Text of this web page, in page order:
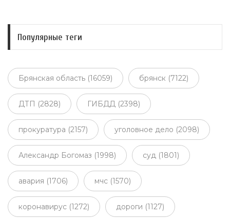
Популярные теги
Брянская область (16059) брянск (7122)
ДТП (2828) ГИБДД (2398)
прокуратура (2157) уголовное дело (2098)
Александр Богомаз (1998) суд (1801)
авария (1706) мчс (1570)
коронавирус (1272) дороги (1127)